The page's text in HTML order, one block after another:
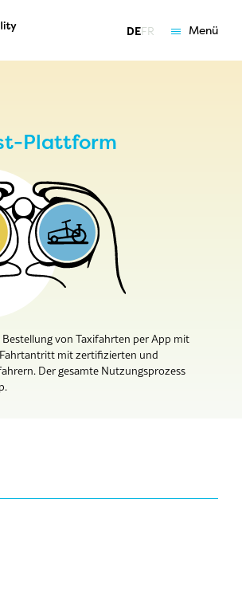
DEFR Menü
Plattform
von Taxifahrten per App mit
mit zertifizierten und
Der gesamte Nutzungsprozess